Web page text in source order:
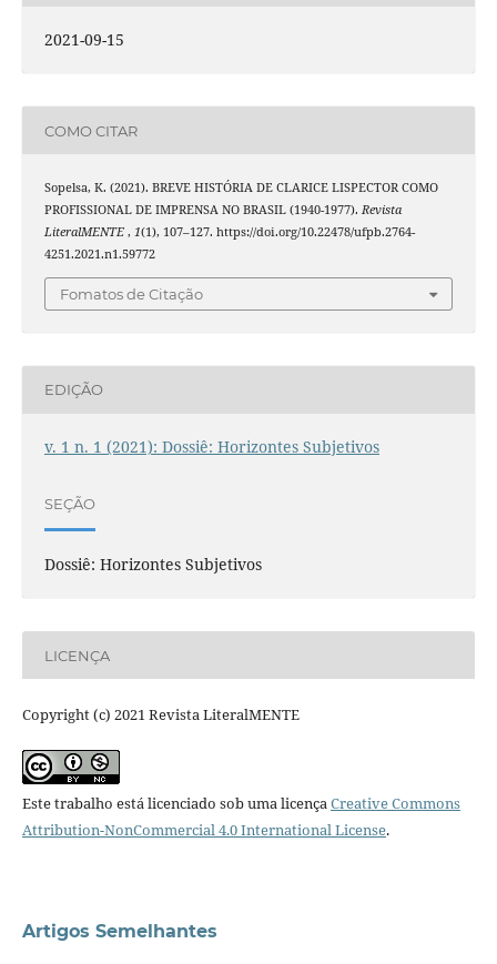
2021-09-15
COMO CITAR
Sopelsa, K. (2021). BREVE HISTÓRIA DE CLARICE LISPECTOR COMO
PROFISSIONAL DE IMPRENSA NO BRASIL (1940-1977). Revista
LiteralMENTE , 1(1), 107–127. https://doi.org/10.22478/ufpb.2764-
4251.2021.n1.59772
Fomatos de Citação
EDIÇÃO
v. 1 n. 1 (2021): Dossiê: Horizontes Subjetivos
SEÇÃO
Dossiê: Horizontes Subjetivos
LICENÇA
Copyright (c) 2021 Revista LiteralMENTE
Este trabalho está licenciado sob uma licençaCreative Commons
Attribution-NonCommercial 4.0 International License.
Artigos Semelhantes